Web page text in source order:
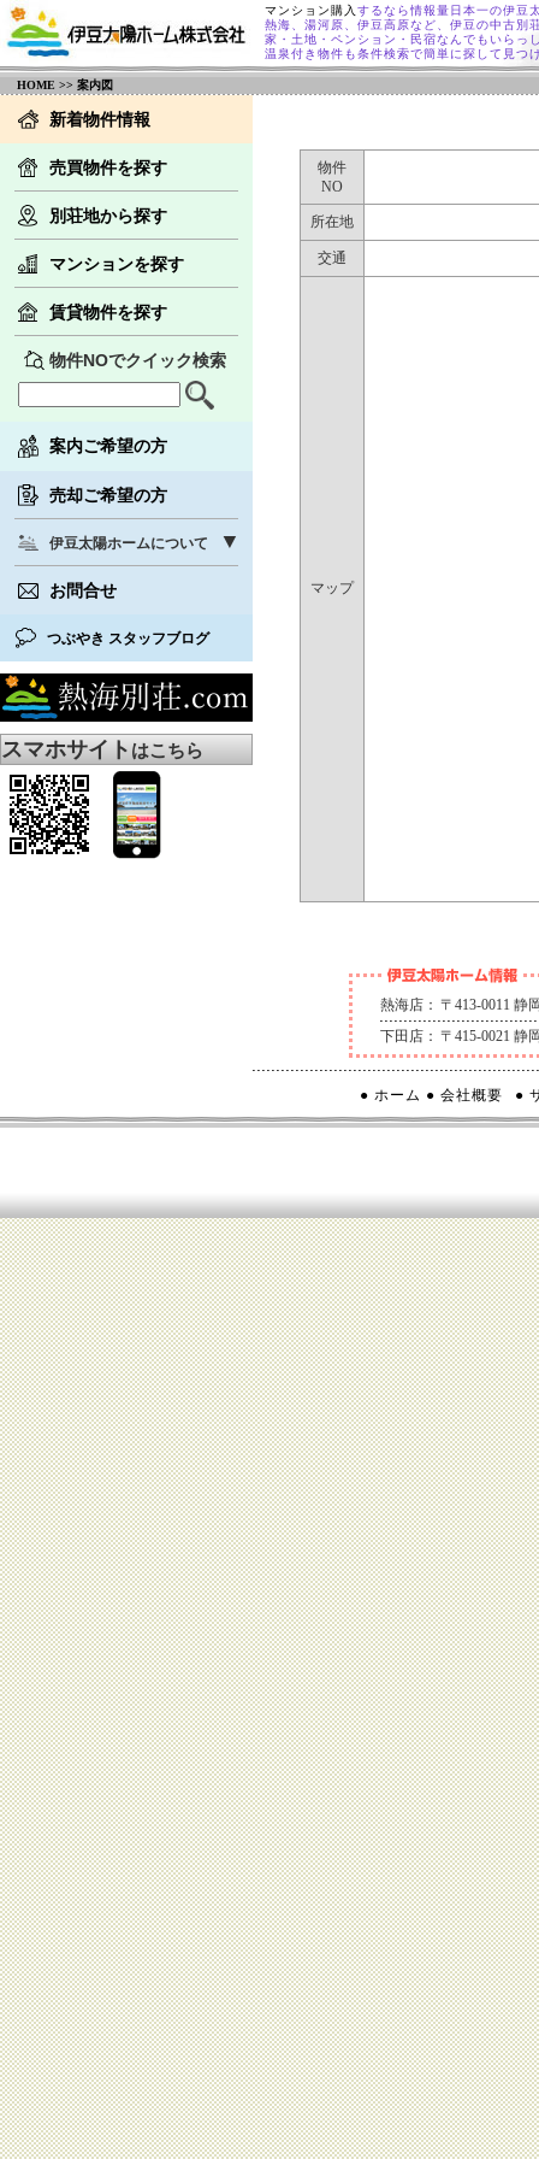
マンション購入 するなら情報量日本一の伊豆
熱海、湯河原、伊豆高原など、伊豆の中古別
家・土地・ペンション・民宿なんでもいらっ
温泉付き物件も条件検索で簡単に探して見つ
HOME >> 案内図
新着物件情報
売買物件を探す
別荘地から探す
マンションを探す
賃貸物件を探す
物件NOでクイック検索
案内ご希望の方
売却ご希望の方
伊豆太陽ホームについて
お問合せ
つぶやき スタッフブログ
スマホサイトはこちら
物件
NO
所在地
交通
マップ
熱海店： 〒413-0011 静
下田店： 〒415-0021 静
● ホーム ● 会社概要 ●